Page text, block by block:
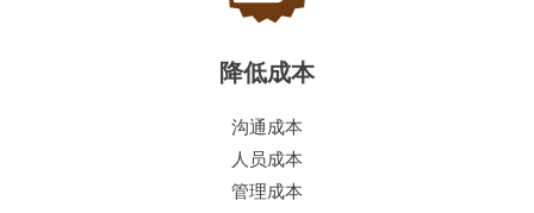
降低成本
沟通成本
人员成本
管理成本